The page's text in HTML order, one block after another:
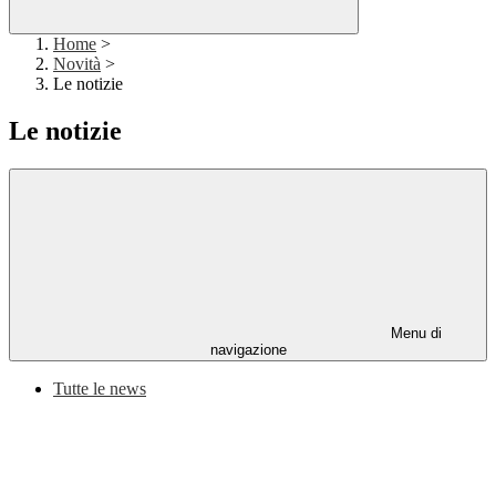
Home >
Novità >
Le notizie
Le notizie
Menu di
navigazione
Tutte le news